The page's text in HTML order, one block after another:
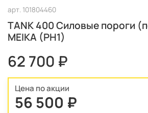
арт. 101804460
TANK 400 Силовые пороги
MEIKA (PH1)
62 700 ₽
Цена по акции
56 500 ₽